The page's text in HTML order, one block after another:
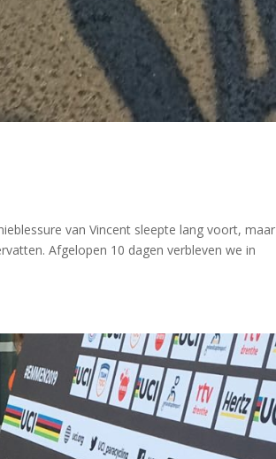
van Vincent sleepte lang voort, maar
Afgelopen 10 dagen verbleven we in